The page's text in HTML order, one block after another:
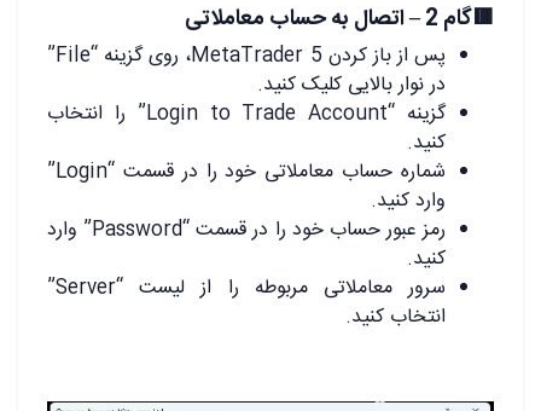
🟥گام 2 – اتصال به حساب معاملاتی
پس از باز کردن MetaTrader 5، روی گزینه “File”
در نوار بالایی کلیک کنید.
گزینه “Login to Trade Account” را انتخاب
کنید.
شماره حساب معاملاتی خود را در قسمت “Login”
وارد کنید.
رمز عبور حساب خود را در قسمت “Password” وارد
کنید.
سرور معاملاتی مربوطه را از لیست “Server”
انتخاب کنید.